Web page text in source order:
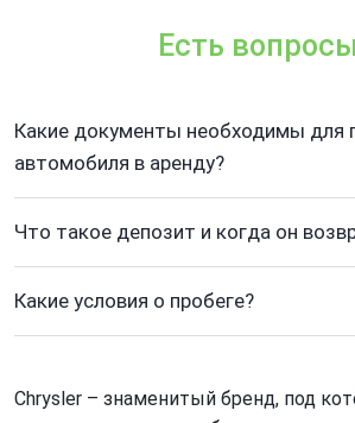
Есть
Какие документы необходимы для
автомобиля в аренду?
Что такое депозит и когда он
Какие условия о пробеге?
Chrysler – знаменитый бренд, под